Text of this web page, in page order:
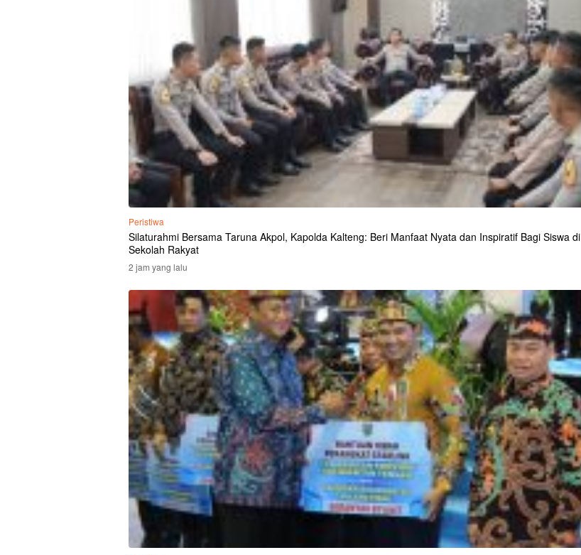
Peristiwa
Silaturahmi Bersama Taruna Akpol, Kapolda Kalteng: Beri Manfaat Nyata dan Inspiratif Bagi Siswa di
Sekolah Rakyat
2 jam yang lalu